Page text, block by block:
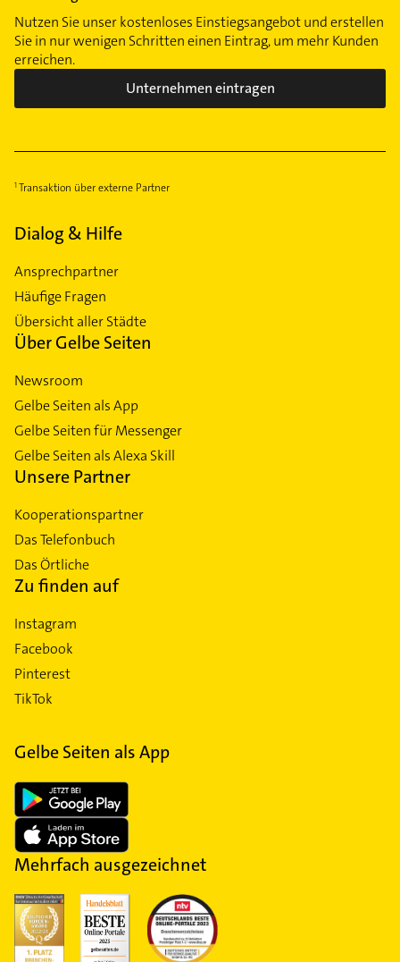
Nutzen Sie unser kostenloses Einstiegsangebot und erstellen
Sie in nur wenigen Schritten einen Eintrag, um mehr Kunden
erreichen.
Unternehmen eintragen
Transaktion über externe Partner
Dialog & Hilfe
Ansprechpartner
Häufige Fragen
Übersicht aller Städte
Über Gelbe Seiten
Newsroom
Gelbe Seiten als App
Gelbe Seiten für Messenger
Gelbe Seiten als Alexa Skill
Unsere Partner
Kooperationspartner
Das Telefonbuch
Das Örtliche
Zu finden auf
Instagram
Facebook
Pinterest
TikTok
Gelbe Seiten als App
Mehrfach ausgezeichnet